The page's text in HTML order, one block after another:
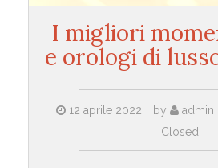
I migliori
e orologi di
12 aprile 2022 by admin
Closed